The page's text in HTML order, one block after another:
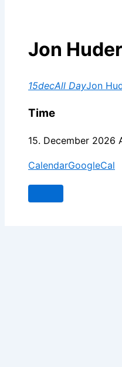
Jon Huder
15decAll DayJon
Time
15. December 2026
CalendarGoogleCal